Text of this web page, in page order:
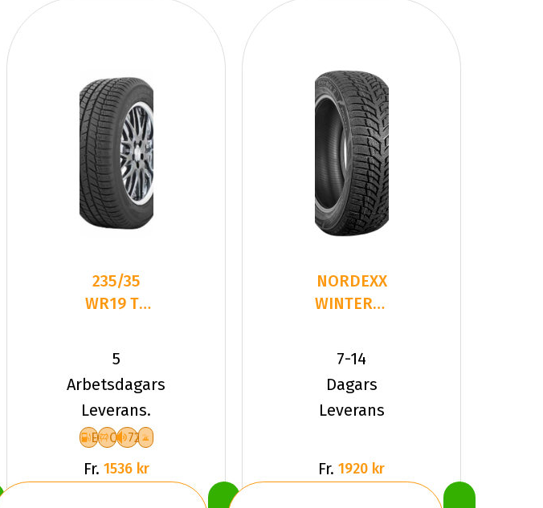
235/35
WR19 TL
SNOWPROX
S954
5
Arbetsdagars
Leverans.
E C 72
Fr. 1536 kr
NORDEXX
WINTERSAFE
235/35R19
91 H XL
7-14
Dagars
Leverans
Fr. 1920 kr